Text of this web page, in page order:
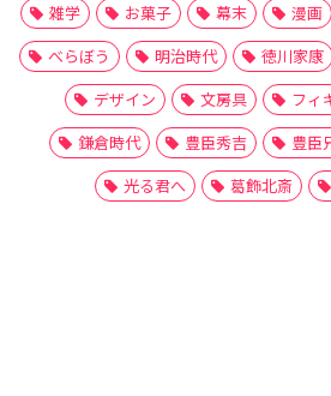
雑学
お菓子 幕末 漫画
べらぼう
明治時代 徳川家康
デザイン
文房具 フィ
鎌倉時代
豊臣秀吉 豊臣
光る君へ
葛飾北斎